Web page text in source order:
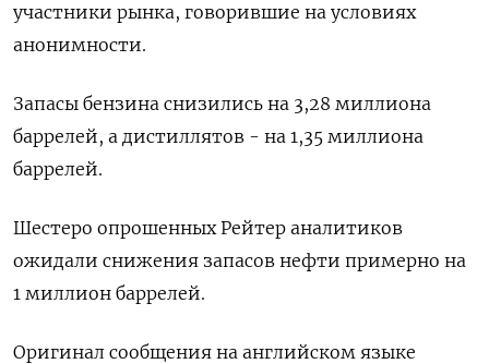
участники рынка, говорившие на условиях
анонимности.
Запасы бензина снизились на 3,28 миллиона
баррелей, а дистиллятов - на 1,35 миллиона
баррелей.
Шестеро опрошенных Рейтер аналитиков
ожидали снижения запасов нефти примерно на
1 миллион баррелей.
Оригинал сообщения на английском языке